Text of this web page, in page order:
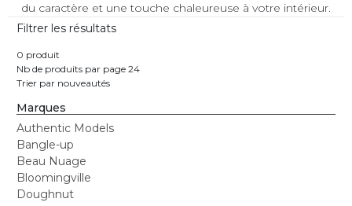
du caractère et une touche chaleureuse à votre intérieur.
Filtrer les résultats
0 produit
Nb de produits par page 24
Trier par nouveautés
Marques
Authentic Models
Bangle-up
Beau Nuage
Bloomingville
Doughnut